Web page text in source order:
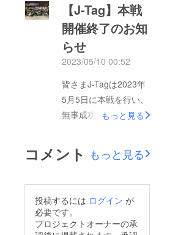
【J-Tag】本戦
開催終了のお知
らせ
2023/05/10 00:52
皆さまJ-Tagは2023年
5月5日に本戦を行い、
無事成功を収めること
のご支援のお陰で、十
分に準備が出来、参加
こと、本当に感謝して
おります。当日の様子
もっと見る
コメント もっと見る
投稿するには ログイン が
必要です。
プロジェクトオーナーの承